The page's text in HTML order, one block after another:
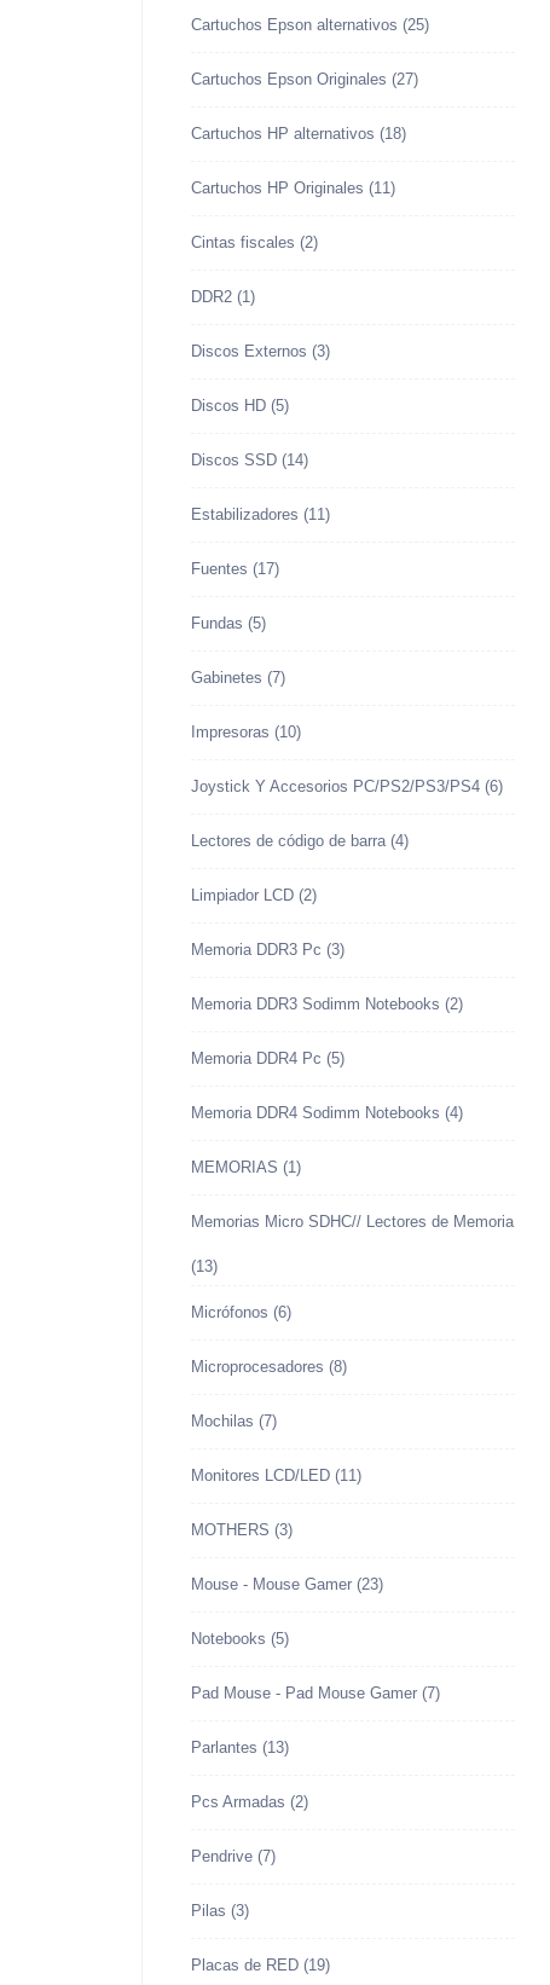
Cartuchos Epson alternativos (25)
Cartuchos Epson Originales (27)
Cartuchos HP alternativos (18)
Cartuchos HP Originales (11)
Cintas fiscales (2)
DDR2 (1)
Discos Externos (3)
Discos HD (5)
Discos SSD (14)
Estabilizadores (11)
Fuentes (17)
Fundas (5)
Gabinetes (7)
Impresoras (10)
Joystick Y Accesorios PC/PS2/PS3/PS4 (6)
Lectores de código de barra (4)
Limpiador LCD (2)
Memoria DDR3 Pc (3)
Memoria DDR3 Sodimm Notebooks (2)
Memoria DDR4 Pc (5)
Memoria DDR4 Sodimm Notebooks (4)
MEMORIAS (1)
Memorias Micro SDHC// Lectores de Memoria
(13)
Micrófonos (6)
Microprocesadores (8)
Mochilas (7)
Monitores LCD/LED (11)
MOTHERS (3)
Mouse - Mouse Gamer (23)
Notebooks (5)
Pad Mouse - Pad Mouse Gamer (7)
Parlantes (13)
Pcs Armadas (2)
Pendrive (7)
Pilas (3)
Placas de RED (19)